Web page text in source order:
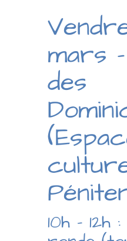
mars
des
10h – 12h